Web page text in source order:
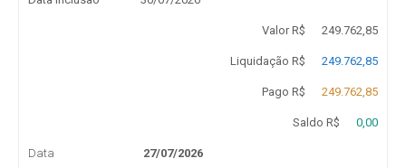
Valor R$ 249.762,85
Liquidação R$ 249.762,85
Pago R$ 249.762,85
Saldo R$ 0,00
Data 27/07/2026